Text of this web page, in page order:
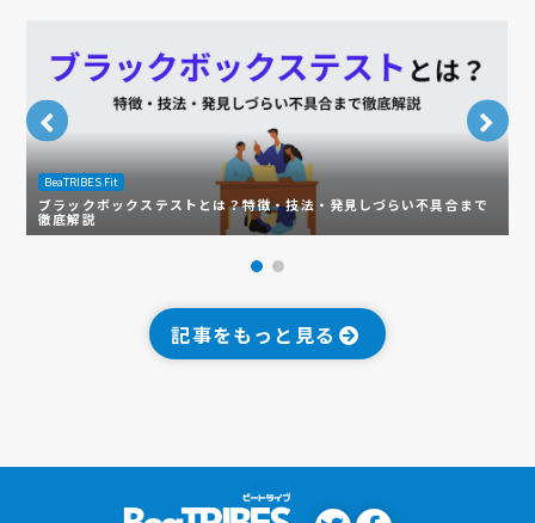
BeaTRIBES Fit
ブラックボックステストとは？特徴・技法・発見しづらい不具合まで
徹底解説
記事をもっと見る